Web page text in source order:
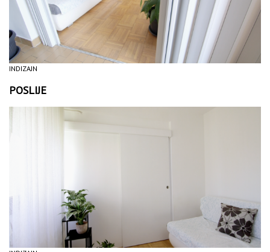
INDIZAJN
POSLIJE